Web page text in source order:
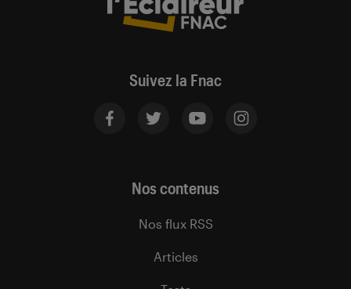
Suivez la Fnac
Nos contenus
Nos flux RSS
Articles